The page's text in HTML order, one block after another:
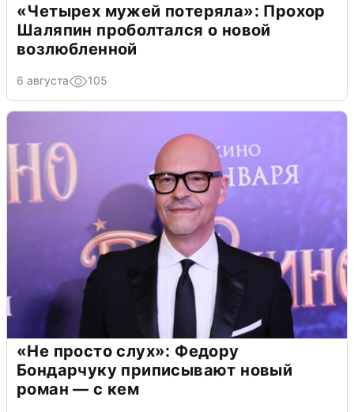
«Четырех мужей потеряла»: Прохор
Шаляпин проболтался о новой
возлюбленной
6 августа 105
«Не просто слух»: Федору
Бондарчуку приписывают новый
роман — с кем